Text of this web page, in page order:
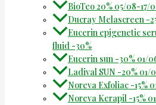
BioTeo 20% 05/08-17/
Ducray Melascreen -
Eucerin epigenetic
fluid -30%
Eucerin sun -30% 01/
Ladival SUN -20% 01/
Noreva Exfoliac -15%
Noreva Kerapil -15%